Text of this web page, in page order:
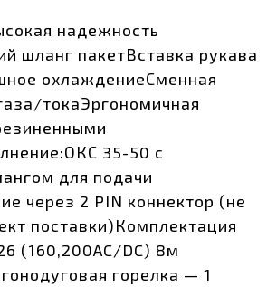
надежность
шланг пакетВставка рукава
охлаждениеСменная
токаЭргономичная
35-50 с
для подачи
через 2 PIN коннектор (не
поставки)Комплектация
(160,200AC/DC) 8м
горелка — 1